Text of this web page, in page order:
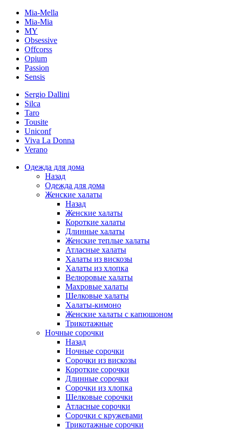
Mia-Mella
Mia-Mia
MY
Obsessive
Offcorss
Opium
Passion
Sensis
Sergio Dallini
Silca
Taro
Tousite
Uniconf
Viva La Donna
Verano
Одежда для дома
Назад
Одежда для дома
Женские халаты
Назад
Женские халаты
Короткие халаты
Длинные халаты
Женские теплые халаты
Атласные халаты
Халаты из вискозы
Халаты из хлопка
Велюровые халаты
Махровые халаты
Шелковые халаты
Халаты-кимоно
Женские халаты с капюшоном
Трикотажные
Ночные сорочки
Назад
Ночные сорочки
Сорочки из вискозы
Короткие сорочки
Длинные сорочки
Сорочки из хлопка
Шелковые сорочки
Атласные сорочки
Сорочки с кружевами
Трикотажные сорочки